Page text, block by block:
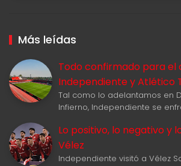
Más leídas
Todo confirmado para
Independiente y Atlético
Tal como lo adelantamos en
Infierno, Independiente se
Lo positivo, lo negativo y
Vélez
Independiente visitó a Vélez